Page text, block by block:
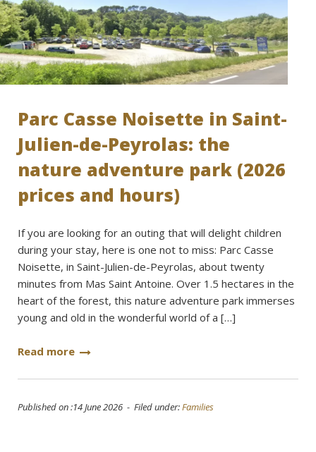
Parc Casse Noisette in Saint-
Julien-de-Peyrolas: the
nature adventure park (2026
prices and hours)
If you are looking for an outing that will delight children
during your stay, here is one not to miss: Parc Casse
Noisette, in Saint-Julien-de-Peyrolas, about twenty
minutes from Mas Saint Antoine. Over 1.5 hectares in the
heart of the forest, this nature adventure park immerses
young and old in the wonderful world of a […]
Read more
Published on :14 June 2026 - Filed under:Families